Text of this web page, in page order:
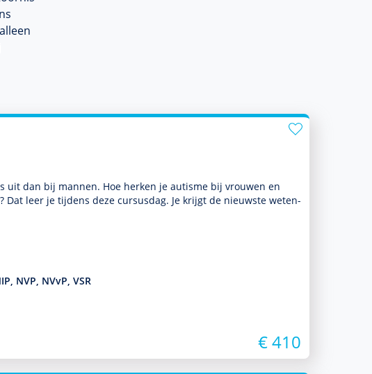
uit dan bij mannen. Hoe herken je autisme bij vrouwen en
leer je tijdens deze cursusdag. Je krijgt de nieuwste weten­
NVP, NVvP, VSR
€ 410